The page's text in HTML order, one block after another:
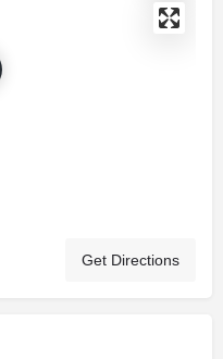
Get Directions